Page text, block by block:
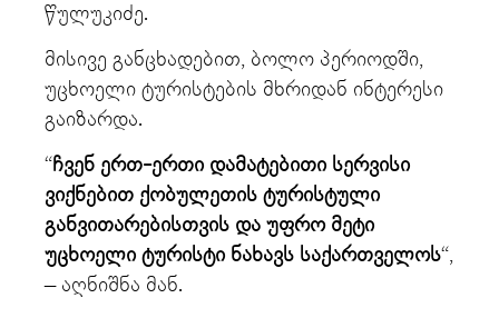
წულუკიძე.
მისივე განცხადებით, ბოლო პერიოდში,
უცხოელი ტურისტების მხრიდან ინტერესი
გაიზარდა.
“ჩვენ ერთ-ერთი დამატებითი სერვისი
ვიქნებით ქობულეთის ტურისტული
განვითარებისთვის და უფრო მეტი
უცხოელი ტურისტი ნახავს საქართველოს“,
– აღნიშნა მან.